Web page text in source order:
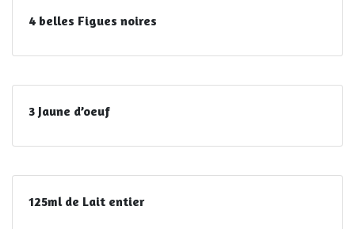
4 belles Figues noires
3 Jaune d’oeuf
125ml de Lait entier